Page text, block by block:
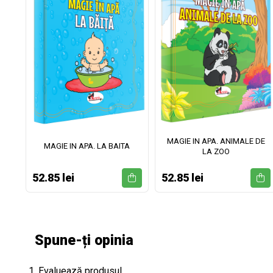
MAGIE IN APA. LA BAITA
52.85 lei
MAGIE IN APA. ANIMALE DE
LA ZOO
52.85 lei
Spune-ți opinia